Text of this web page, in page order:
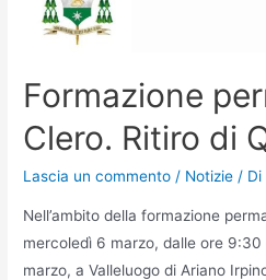
Formazione
Clero. Ritiro di
Lascia un commento / Notizie / Di
Nell’ambito della formazione
mercoledì 6 marzo, dalle ore
marzo, a Valleluogo di Ariano